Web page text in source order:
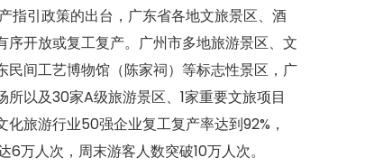
引政策的出台，广东省各地文旅景区、酒
开放或复工复产。广州市多地旅游景区、文
间工艺博物馆（陈家祠）等标志性景区，广
以及30家A级旅游景区、1家重要文旅项目
化旅游行业50强企业复工复产率达到92%，
6万人次，周末游客人数突破10万人次。